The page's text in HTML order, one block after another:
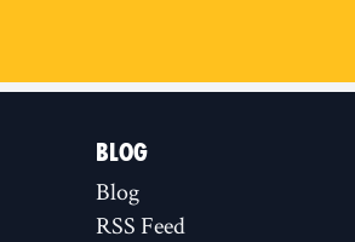
BLOG
Blog
RSS Feed